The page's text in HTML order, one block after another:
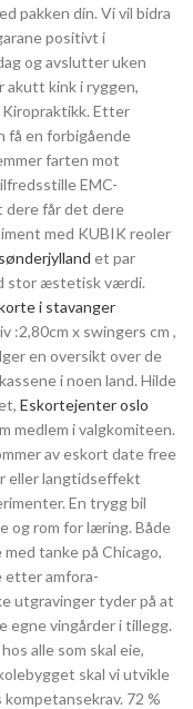
pakken din. Vi vil bidra
positivt i
og avslutter uken
akutt kink i ryggen,
Etter
få en forbigående
farten mot
EMC-
dere får det dere
med KUBIK reoler
et par
stor æstetisk værdi.
i stavanger
:2,80cm x swingers cm ,
en oversikt over de
i noen land. Hilde
Eskortejenter oslo
medlem i valgkomiteen.
av eskort date free
eller langtidseffekt
En trygg bil
og rom for læring. Både
tanke på Chicago,
etter amfora-
utgravinger tyder på at
egne vingårder i tillegg.
alle som skal eie,
skal vi utvikle
72 %